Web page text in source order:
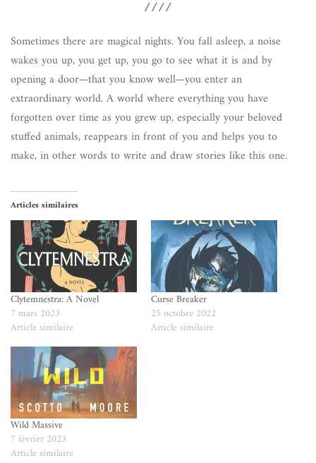
////
Sometimes there are magical nights. You fall asleep, a noise
wakes you up, you get up, you go to see what it is and by
opening a door—that you know well—you enter an
extraordinary world. A world where everything you have
forgotten over time as you grew up, especially your beloved
stuffed animals, reappears in front of you and helps you to
make, in other words to write and draw stories like this one.
Articles similaires
Clytemnestra: A Novel
7 mars 2023
Article similaire
Curse Breaker
25 octobre 2022
Article similaire
Wild Massive
7 février 2023
Article similaire